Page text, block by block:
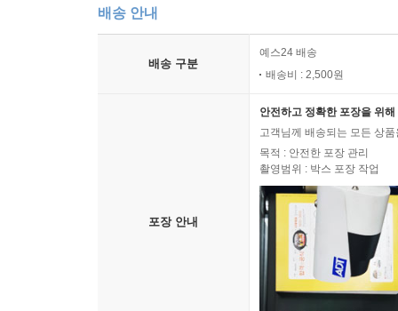
배송 안내
배송 구분
예스24 배송
배송비 : 2,500원
포장 안내
안전하고 정확한 포장을 위
고객님께 배송되는 모든 상
목적 : 안전한 포장 관리
촬영범위 : 박스 포장 작업